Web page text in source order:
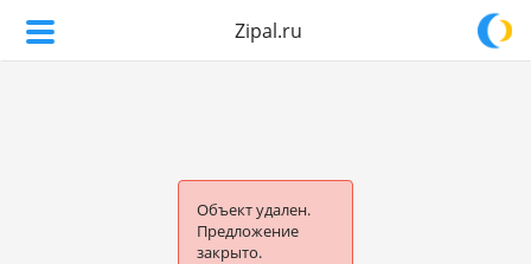
Zipal.ru
Объект удален.
Предложение
закрыто.